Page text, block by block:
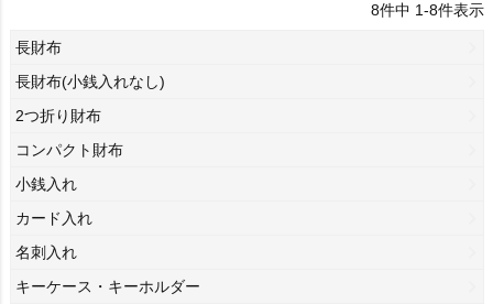
8件中 1-8件表示
長財布
長財布(小銭入れなし)
2つ折り財布
コンパクト財布
小銭入れ
カード入れ
名刺入れ
キーケース・キーホルダー